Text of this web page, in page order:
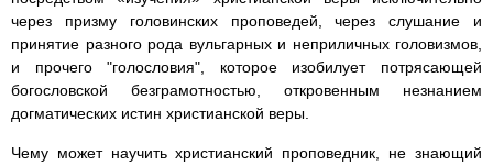
через призму головинских проповедей, через слушание и
принятие разного рода вульгарных и неприличных головизмов,
и прочего "голословия", которое изобилует потрясающей
богословской безграмотностью, откровенным незнанием
догматических истин христианской веры.
Чему может научить христианский проповедник, не знающий